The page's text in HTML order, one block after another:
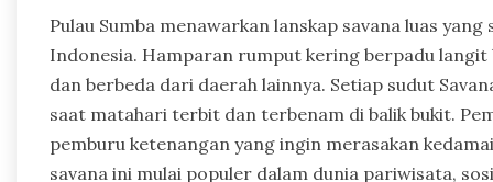
Pulau Sumba menawarkan lanskap savana luas
Indonesia. Hamparan rumput kering berpadu
dan berbeda dari daerah lainnya. Setiap sudut
saat matahari terbit dan terbenam di balik bukit.
pemburu ketenangan yang ingin merasakan
savana ini mulai populer dalam dunia pariwisata,